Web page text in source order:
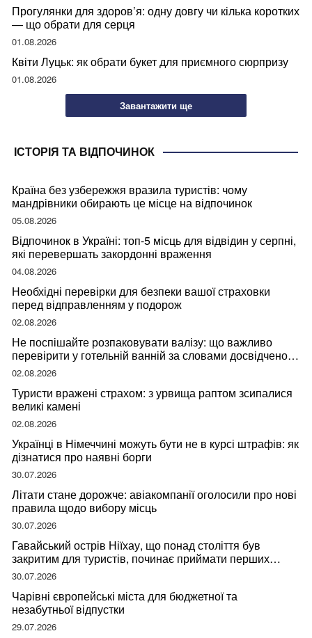
Прогулянки для здоров’я: одну довгу чи кілька коротких
— що обрати для серця
01.08.2026
Квіти Луцьк: як обрати букет для приємного сюрпризу
01.08.2026
Завантажити ще
ІСТОРІЯ ТА ВІДПОЧИНОК
Країна без узбережжя вразила туристів: чому
мандрівники обирають це місце на відпочинок
05.08.2026
Відпочинок в Україні: топ-5 місць для відвідин у серпні,
які перевершать закордонні враження
04.08.2026
Необхідні перевірки для безпеки вашої страховки
перед відправленням у подорож
02.08.2026
Не поспішайте розпаковувати валізу: що важливо
перевірити у готельній ванній за словами досвідченої
мандрівниці
02.08.2026
Туристи вражені страхом: з урвища раптом зсипалися
великі камені
02.08.2026
Українці в Німеччині можуть бути не в курсі штрафів: як
дізнатися про наявні борги
30.07.2026
Літати стане дорожче: авіакомпанії оголосили про нові
правила щодо вибору місць
30.07.2026
Гавайський острів Ніїхау, що понад століття був
закритим для туристів, починає приймати перших
відвідувачів
30.07.2026
Чарівні європейські міста для бюджетної та
незабутньої відпустки
29.07.2026